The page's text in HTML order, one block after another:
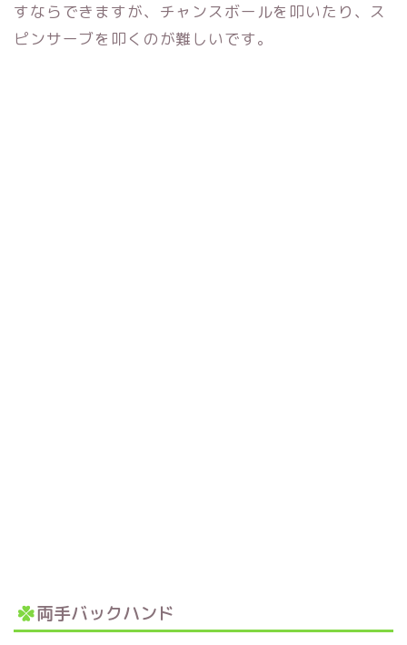
すならできますが、チャンスボールを叩いたり、 ス
ピンサーブを叩くのが難しいです。
両手バックハンド